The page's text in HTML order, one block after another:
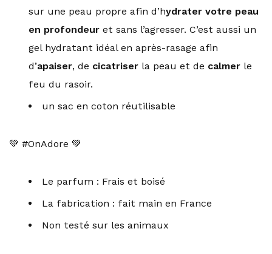
sur une peau propre afin d’hydrater votre peau
en profondeur et sans l’agresser. C’est aussi un
gel hydratant idéal en après-rasage afin
d’apaiser, de cicatriser la peau et de calmer le
feu du rasoir.
un sac en coton réutilisable
💚 #OnAdore 💚
Le parfum : Frais et boisé
La fabrication : fait main en France
Non testé sur les animaux